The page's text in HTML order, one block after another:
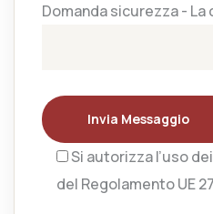
Domanda sicurezza -
Invia Messaggio
Si autorizza l’uso
del Regolamento UE